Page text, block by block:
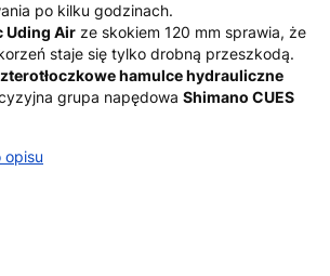
po kilku godzinach.
Uding Air ze skokiem 120 mm sprawia, że
staje się tylko drobną przeszkodą.
hamulce hydrauliczne
grupa napędowa Shimano CUES
opisu